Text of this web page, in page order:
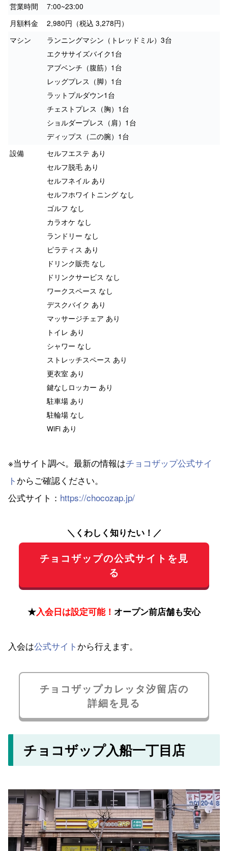
営業時間
7:00~23:00
月額料金
2,980円（税込 3,278円）
マシン
ランニングマシン（トレッドミル）3台
エクササイズバイク1台
アブベンチ（腹筋）1台
レッグプレス（脚）1台
ラットプルダウン1台
チェストプレス（胸）1台
ショルダープレス（肩）1台
ディップス（二の腕）1台
設備
セルフエステ あり
セルフ脱毛 あり
セルフネイル あり
セルフホワイトニング なし
ゴルフ なし
カラオケ なし
ランドリー なし
ピラティス あり
ドリンク販売 なし
ドリンクサービス なし
ワークスペース なし
デスクバイク あり
マッサージチェア あり
トイレ あり
シャワー なし
ストレッチスペース あり
更衣室 あり
鍵なしロッカー あり
駐車場 あり
駐輪場 なし
WiFi あり
※当サイト調べ。最新の情報はチョコザップ公式サイ
ト からご確認ください。
公式サイト： https://chocozap.jp/
＼くわしく知りたい！／
チョコザップの公式サイトを見
る
★入会日は設定可能！ オープン前店舗も安心
入会は公式サイト から行えます。
チョコザップカレッタ汐留店の
詳細を見る
チョコザップ入船一丁目店